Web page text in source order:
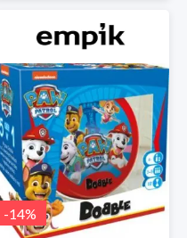
-14%